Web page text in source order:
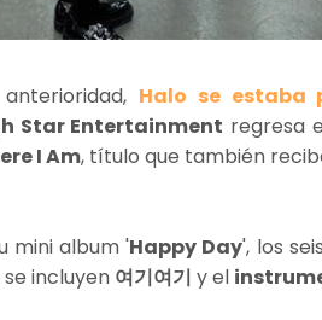
Halo se estaba
Star Entertainment regresa
I Am, título que también
mini album 'Happy Day', los
incluyen 여기여기 y el